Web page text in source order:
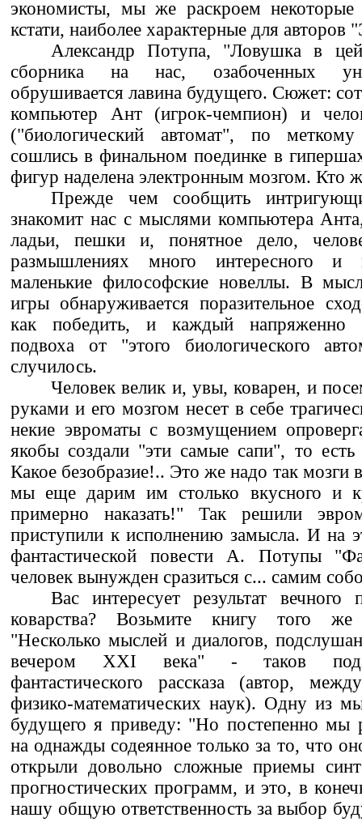
экономисты, мы же раскроем
кстати, наиболее характерные для авторов
Александр Потупа, "Ловушка в
сборника на нас, озабоченных
обрушивается лавина будущего. Сюжет:
компьютер Ант (игрок-чемпион) и
("биологический автомат", по
сошлись в финальном поединке в
фигур наделена электронным мозгом. Кто
Прежде чем сообщить
знакомит нас с мыслями компьютера
ладьи, пешки и, понятное дело,
размышлениях много интересного и
маленькие философские новеллы. В
игры обнаруживается поразительное
как победить, и каждый напряженно
подвоха от "этого биологического
случилось.
Человек велик и, увы, коварен, и
руками и его мозгом несет в себе
некие эвроматы с возмущением
якобы создали "эти самые сапи", то
Какое безобразие!.. Это же надо так
мы еще дарим им столько вкусного и
примерно наказать!" Так решили
приступили к исполнению замысла. И на
фантастической повести А. Потупы
человек вынужден сразиться с... самим
Вас интересует результат вечного
коварства? Возьмите книгу того же
"Несколько мыслей и диалогов,
вечером XXI века" - таков
фантастического рассказа (автор,
физико-математических наук). Одну из
будущего я приведу: "Но постепенно мы
на однажды содеянное только за то, что
открыли довольно сложные приемы
прогностических программ, и это, в
нашу общую ответственность за выбор